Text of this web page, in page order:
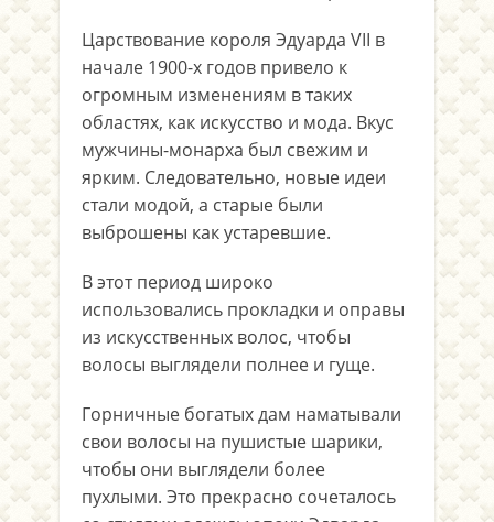
Царствование короля Эдуарда VII в
начале 1900-х годов привело к
огромным изменениям в таких
областях, как искусство и мода. Вкус
мужчины-монарха был свежим и
ярким. Следовательно, новые идеи
стали модой, а старые были
выброшены как устаревшие.
В этот период широко
использовались прокладки и оправы
из искусственных волос, чтобы
волосы выглядели полнее и гуще.
Горничные богатых дам наматывали
свои волосы на пушистые шарики,
чтобы они выглядели более
пухлыми. Это прекрасно сочеталось